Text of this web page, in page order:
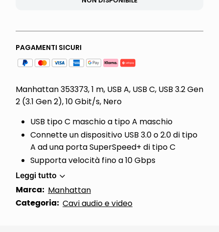
PAGAMENTI SICURI
Manhattan 353373, 1 m, USB A, USB C, USB 3.2 Gen
2 (3.1 Gen 2), 10 Gbit/s, Nero
USB tipo C maschio a tipo A maschio
Connette un dispositivo USB 3.0 o 2.0 di tipo
A ad una porta SuperSpeed+ di tipo C
Supporta velocità fino a 10 Gbps
Leggi tutto
Marca: Manhattan
Categoria: Cavi audio e video